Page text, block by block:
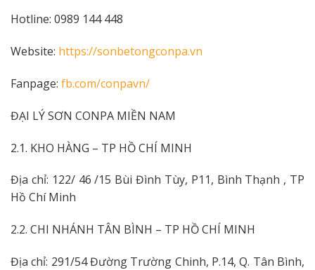
Hotline: 0989 144 448
Website: https://sonbetongconpa.vn
Fanpage: fb.com/conpavn/
ĐẠI LÝ SƠN CONPA MIỀN NAM
2.1. KHO HÀNG – TP HỒ CHÍ MINH
Địa chỉ: 122/ 46 /15 Bùi Đình Tùy, P11, Bình Thạnh , TP
Hồ Chí Minh
2.2. CHI NHÁNH TÂN BÌNH – TP HỒ CHÍ MINH
Địa chỉ: 291/54 Đường Trường Chinh, P.14, Q. Tân Bình,